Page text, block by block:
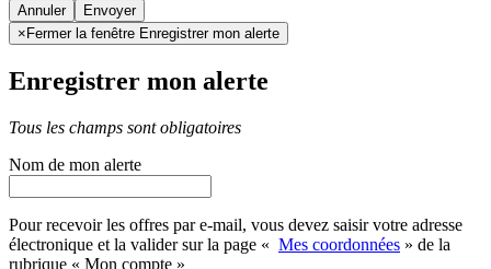
Annuler
× Fermer la fenêtre Enregistrer mon alerte
Enregistrer mon alerte
Tous les champs sont obligatoires
Nom de mon alerte
Pour recevoir les offres par e-mail, vous devez saisir votre adresse
électronique et la valider sur la page « Mes coordonnées » de la
rubrique « Mon compte »